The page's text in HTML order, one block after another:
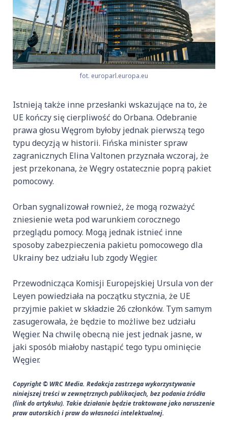
fot. europarl.europa.eu
Istnieją także inne przesłanki wskazujące na to, że
UE kończy się cierpliwość do Orbana. Odebranie
prawa głosu Węgrom byłoby jednak pierwszą tego
typu decyzją w historii. Fińska minister spraw
zagranicznych Elina Valtonen przyznała wczoraj, że
jest przekonana, że Węgry ostatecznie poprą pakiet
pomocowy.
Orban sygnalizował rownież, że mogą rozważyć
zniesienie weta pod warunkiem corocznego
przeglądu pomocy. Mogą jednak istnieć inne
sposoby zabezpieczenia pakietu pomocowego dla
Ukrainy bez udziału lub zgody Węgier.
Przewodnicząca Komisji Europejskiej Ursula von der
Leyen powiedziała na początku stycznia, że UE
przyjmie pakiet w składzie 26 członków. Tym samym
zasugerowała, że będzie to możliwe bez udziału
Węgier. Na chwilę obecną nie jest jednak jasne, w
jaki sposób miałoby nastąpić tego typu ominięcie
Węgier.
Copyright © WRC Media. Redakcja zastrzega wykorzystywanie
niniejszej treści w zewnętrznych publikacjach, bez podania źródła
(link do artykułu). Takie działanie będzie traktowane jako naruszenie
praw autorskich i praw do własności intelektualnej.